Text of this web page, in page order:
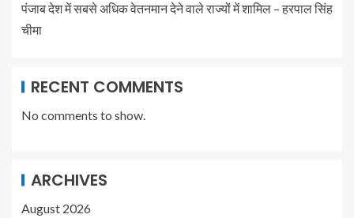
पंजाब देश में सबसे अधिक वेतनमान देने वाले राज्यों में शामिल – हरपाल सिंह
चीमा
RECENT COMMENTS
No comments to show.
ARCHIVES
August 2026